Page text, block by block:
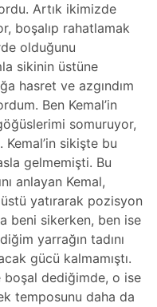
Artık ikimizde
boşalıp rahatlamak
olduğunu
sikinin üstüne
hasret ve azgındım
Ben Kemal’in
somuruyor,
sikişte bu
gelmemişti. Bu
anlayan Kemal,
yatırarak pozisyon
beni sikerken, ben ise
yarrağın tadını
gücü kalmamıştı.
boşal dediğimde, o ise
temposunu daha da